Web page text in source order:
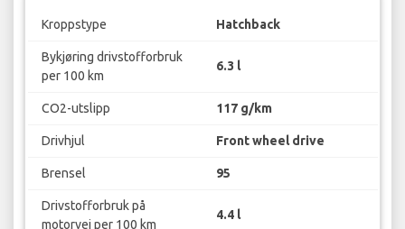
Kroppstype Hatchback
Bykjøring drivstofforbruk
per 100 km
6.3 l
CO2-utslipp 117 g/km
Drivhjul Front wheel drive
Brensel 95
Drivstofforbruk på
motorvei per 100 km
4.4 l